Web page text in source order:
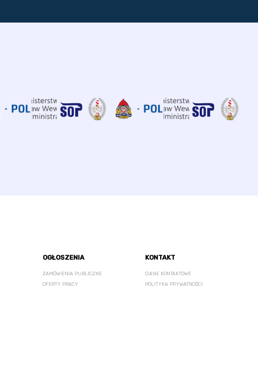
OGŁOSZENIA
ZAMÓWIENIA PUBLICZNE
OFERTY PRACY
KONTAKT
DANE KONTAKTOWE
POLITYKA PRYWATNOŚCI